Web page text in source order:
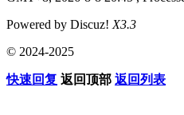
Powered by Discuz! X3.3
© 2024-2025
快速回复 返回顶部 返回列表